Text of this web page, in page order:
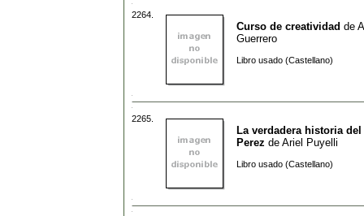
2264.
Curso de creatividad de
Guerrero
Libro usado (Castellano)
2265.
La verdadera historia del
Perez de Ariel Puyelli
Libro usado (Castellano)